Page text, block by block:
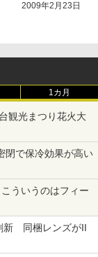
2009年2月23日
1カ月
観光まつり花火大
閉で保冷効果が高い
ういうのはフィー
新 同梱レンズがII